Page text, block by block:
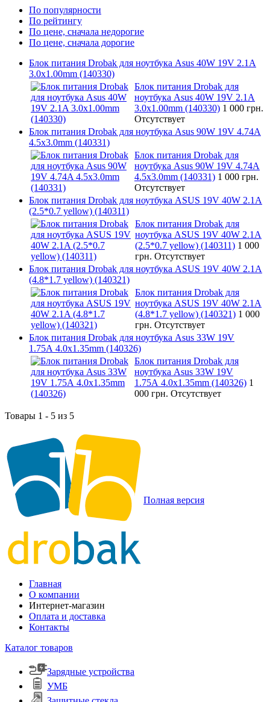
По популярности
По рейтингу
По цене, сначала недорогие
По цене, сначала дорогие
Блок питания Drobak для ноутбука Asus 40W 19V 2.1A
3.0x1.00mm (140330)
Блок питания Drobak для
ноутбука Asus 40W 19V 2.1A
3.0x1.00mm (140330) 1 000 грн.
Отсутствует
Блок питания Drobak для ноутбука Asus 90W 19V 4.74A
4.5x3.0mm (140331)
Блок питания Drobak для
ноутбука Asus 90W 19V 4.74A
4.5x3.0mm (140331) 1 000 грн.
Отсутствует
Блок питания Drobak для ноутбука ASUS 19V 40W 2.1A
(2.5*0.7 yellow) (140311)
Блок питания Drobak для
ноутбука ASUS 19V 40W 2.1A
(2.5*0.7 yellow) (140311) 1 000
грн. Отсутствует
Блок питания Drobak для ноутбука ASUS 19V 40W 2.1A
(4.8*1.7 yellow) (140321)
Блок питания Drobak для
ноутбука ASUS 19V 40W 2.1A
(4.8*1.7 yellow) (140321) 1 000
грн. Отсутствует
Блок питания Drobak для ноутбука Asus 33W 19V
1.75A 4.0х1.35mm (140326)
Блок питания Drobak для
ноутбука Asus 33W 19V
1.75A 4.0х1.35mm (140326) 1
000 грн. Отсутствует
Товары 1 - 5 из 5
Полная версия
Главная
О компании
Интернет-магазин
Оплата и доставка
Контакты
Каталог товаров
Зарядные устройства
УМБ